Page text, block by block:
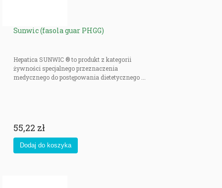
zdrowotnych. Można go uzupełnić dzięki stosowaniu błonnika w formie
proszku lub w tabletkach.
Sunwic (fasola guar PHGG)
Hepatica SUNWIC ® to produkt z kategorii
żywności specjalnego przeznaczenia
medycznego do postępowania dietetycznego ...
55,22 zł